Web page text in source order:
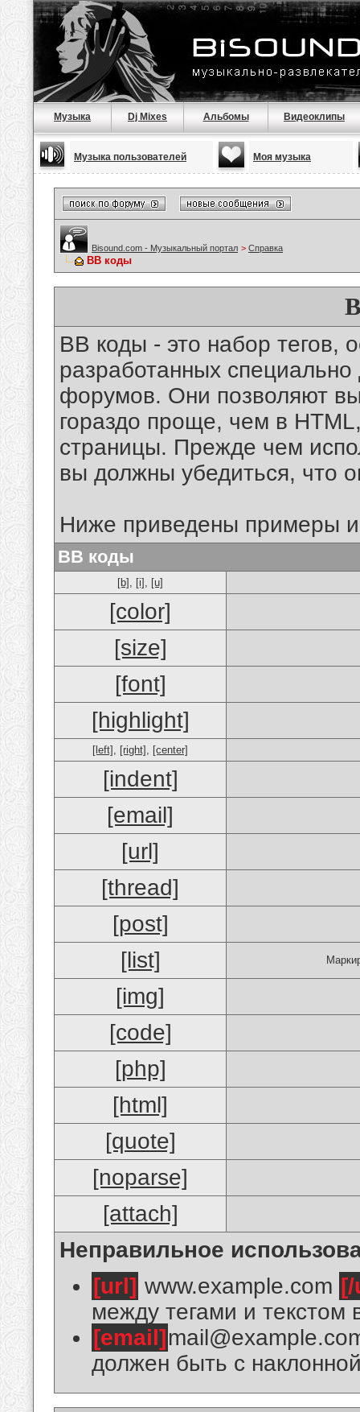
Музыка Dj Mixes Альбомы Видеоклипы
Музыка пользователей Моя музыка
Bisound.com - Музыкальный портал > Справка
BB коды
BB коды - это набор тегов,
разработанных
форумов. Они позволяют
гораздо проще, чем в
страницы. Прежде чем
вы должны убедиться, что
Ниже приведены примеры
BB коды
[b] , [i] , [u]
[color]
[size]
[font]
[highlight]
[left] , [right] , [center]
[indent]
[email]
[url]
[thread]
[post]
[list]
[img]
[code]
[php]
[html]
[quote]
[noparse]
[attach]
Неправильное
[url] www.example.com
между тегами и текстом
[email]
должен быть с